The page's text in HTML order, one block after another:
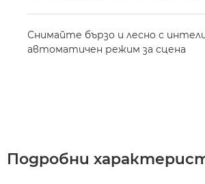
Снимайте бързо и лесно с
автоматичен режим за сцена
Подробни